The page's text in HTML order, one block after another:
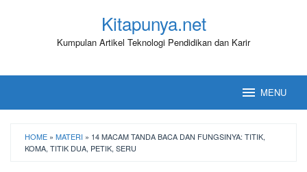
Kitapunya.net
Kumpulan Artikel Teknologi Pendidikan dan Karir
MENU
HOME » MATERI » 14 MACAM TANDA BACA DAN FUNGSINYA: TITIK,
KOMA, TITIK DUA, PETIK, SERU